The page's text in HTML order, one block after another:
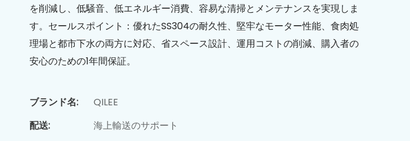
を削減し、低騒音、低エネルギー消費、容易な清掃とメンテナンスを実現しま
す。セールスポイント：優れたSS304の耐久性、堅牢なモーター性能、食肉処
理場と都市下水の両方に対応、省スペース設計、運用コストの削減、購入者の
安心のための1年間保証。
ブランド名:
QILEE
配送:
海上輸送のサポート